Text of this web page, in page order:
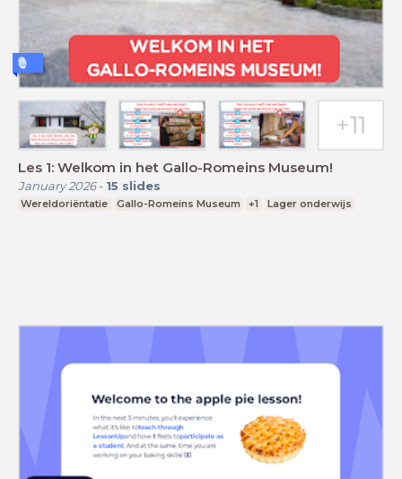
Les 1: Welkom in het Gallo-Romeins Museum!
January 2026- 15 slides
Wereldoriëntatie Gallo-Romeins Museum +1 Lager onderwijs